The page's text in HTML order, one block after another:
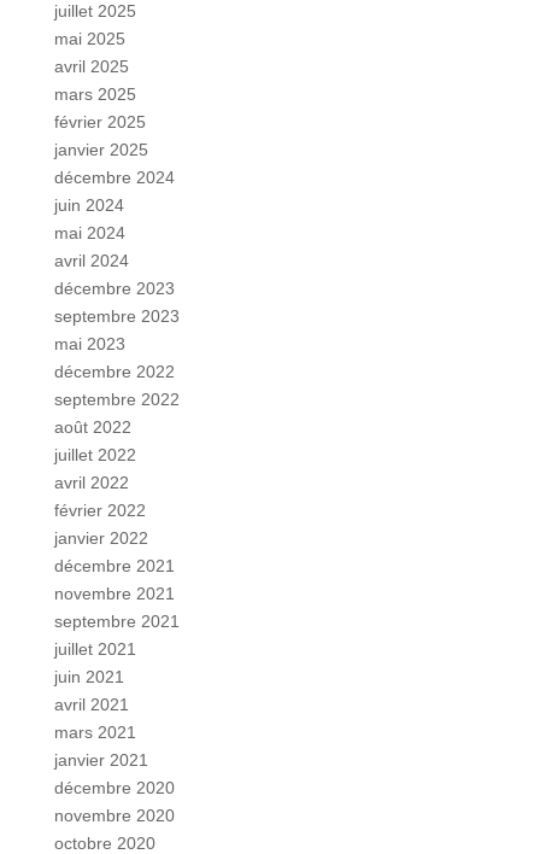
juillet 2025
mai 2025
avril 2025
mars 2025
février 2025
janvier 2025
décembre 2024
juin 2024
mai 2024
avril 2024
décembre 2023
septembre 2023
mai 2023
décembre 2022
septembre 2022
août 2022
juillet 2022
avril 2022
février 2022
janvier 2022
décembre 2021
novembre 2021
septembre 2021
juillet 2021
juin 2021
avril 2021
mars 2021
janvier 2021
décembre 2020
novembre 2020
octobre 2020